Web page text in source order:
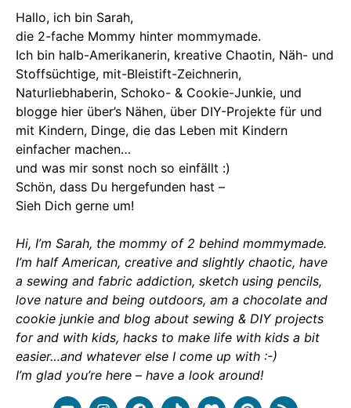
Hallo, ich bin Sarah,
die 2-fache Mommy hinter mommymade.
Ich bin halb-Amerikanerin, kreative Chaotin, Näh- und
Stoffsüchtige, mit-Bleistift-Zeichnerin,
Naturliebhaberin, Schoko- & Cookie-Junkie, und
blogge hier über’s Nähen, über DIY-Projekte für und
mit Kindern, Dinge, die das Leben mit Kindern
einfacher machen…
und was mir sonst noch so einfällt :)
Schön, dass Du hergefunden hast –
Sieh Dich gerne um!
Hi, I’m Sarah, the mommy of 2 behind mommymade.
I’m half American, creative and slightly chaotic, have
a sewing and fabric addiction, sketch using pencils,
love nature and being outdoors, am a chocolate and
cookie junkie and blog about sewing & DIY projects
for and with kids, hacks to make life with kids a bit
easier…and whatever else I come up with :-)
I’m glad you’re here – have a look around!